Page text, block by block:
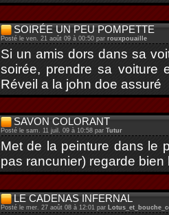
SOIRÉE UN PEU POMPETTE
Posté le ven. 21 août 09 à 00:50 par rouxpouaille
Si un amis dors dans sa
soirée, prendre sa voiture
Réveil a la john doe assuré
SAVON COLORANT
Posté le sam. 11 juil. 09 à 10:58 par Tutur
Met de la peinture dans le
pas rancunier) regarde
LE CADENAS INFERNAL
Posté le mer. 27 août 08 à 12:01 par